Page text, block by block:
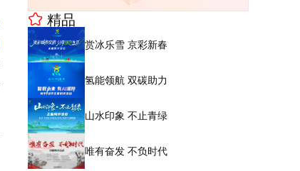
精品
赏冰乐雪 京彩新春
氢能领航 双碳助力
山水印象 不止青绿
唯有奋发 不负时代